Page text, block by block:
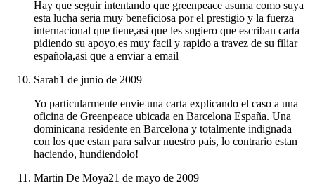
Hay que seguir intentando que greenpeace asuma como suya
esta lucha seria muy beneficiosa por el prestigio y la fuerza
internacional que tiene,asi que les sugiero que escriban carta
pidiendo su apoyo,es muy facil y rapido a travez de su filiar
española,asi que a enviar a email
Sarah1 de junio de 2009
Yo particularmente envie una carta explicando el caso a una
oficina de Greenpeace ubicada en Barcelona España. Una
dominicana residente en Barcelona y totalmente indignada
con los que estan para salvar nuestro pais, lo contrario estan
haciendo, hundiendolo!
Martin De Moya21 de mayo de 2009